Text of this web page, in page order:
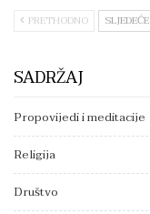
PRETHODNO SLJEDEĆE
SADRŽAJ
Propovijedi i meditacije
Religija
Društvo